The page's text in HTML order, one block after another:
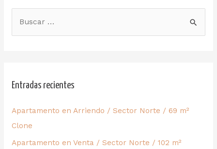
Entradas recientes
Apartamento en Arriendo / Sector Norte / 69 m²
Clone
Apartamento en Venta / Sector Norte / 102 m²